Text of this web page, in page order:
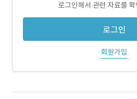
로그인해서 관련 자료를
로그인
회원가입